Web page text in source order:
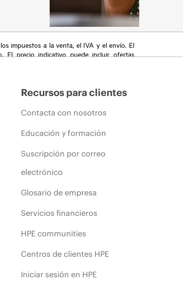
impuestos a la venta, el IVA y el envío. El
El precio indicativo puede incluir ofertas
Recursos para clientes
Contacta con nosotros
Educación y formación
Suscripción por correo
electrónico
Glosario de empresa
Servicios financieros
HPE communities
Centros de clientes HPE
Iniciar sesión en HPE